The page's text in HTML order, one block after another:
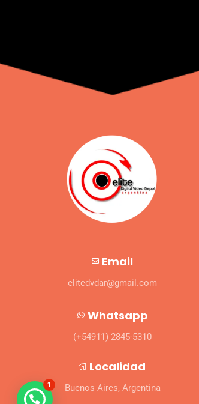
Email
elitedvdar@gmail.com
Whatsapp
(+54911) 2845-5310
Localidad
Buenos Aires, Argentina
1